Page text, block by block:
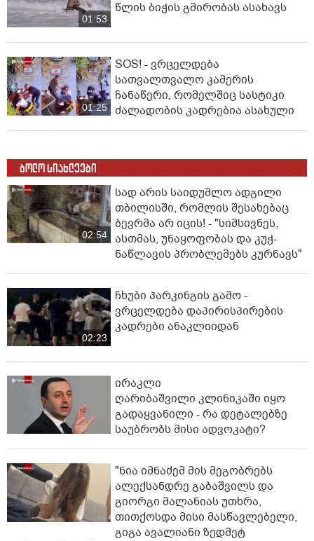
01:53
წლის ბიჭის გმირობას ასახავს
01:25
SOS! - ვრცელდება
სათვალთვალო კამერის
ჩანაწერი, რომელშიც სასტიკი
ძალადობის კადრებია ასახული
ბოლო სიახლეები
02:54
სად არის საიდუმლო ადგილი
თბილისში, რომლის შესახებაც
ბევრმა არ იცის! - "სიმსივნეს,
ასთმას, უნაყოფობას და კუჭ-
ნაწლავის პრობლემებს კურნავს"
02:23
ჩხუბი პარკინგის გამო -
ვრცელდება დაპირისპირების
კადრები ანაკლიიდან
ირაკლი
ღარიბაშვილი კლინიკაში იყო
გადაყვანილი - რა დეტალებზე
საუბრობს მისი ადვოკატი?
"ნია იმნაძემ მის მეგობრებს
ალექსანდრე გაბაშვილს და
გიორგი მალანიას უთხრა,
თითქოსდა მისი მასწავლებელი,
გიგა ავალიანი ზედმეტ